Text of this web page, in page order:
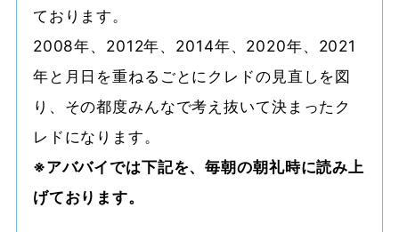
ております。
2008年、2012年、2014年、2020年、2021
年と月日を重ねるごとにクレドの見直しを図
り、その都度みんなで考え抜いて決まったク
レドになります。
※アババイでは下記を、毎朝の朝礼時に読み上
げております。